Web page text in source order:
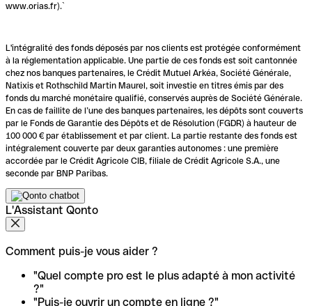
www.orias.fr).`
L'intégralité des fonds déposés par nos clients est protégée conformément
à la réglementation applicable. Une partie de ces fonds est soit cantonnée
chez nos banques partenaires, le Crédit Mutuel Arkéa, Société Générale,
Natixis et Rothschild Martin Maurel, soit investie en titres émis par des
fonds du marché monétaire qualifié, conservés auprès de Société Générale.
En cas de faillite de l’une des banques partenaires, les dépôts sont couverts
par le Fonds de Garantie des Dépôts et de Résolution (FGDR) à hauteur de
100 000 € par établissement et par client. La partie restante des fonds est
intégralement couverte par deux garanties autonomes : une première
accordée par le Crédit Agricole CIB, filiale de Crédit Agricole S.A., une
seconde par BNP Paribas.
L'Assistant Qonto
Comment puis-je vous aider ?
"Quel compte pro est le plus adapté à mon activité
?"
"Puis-je ouvrir un compte en ligne ?"